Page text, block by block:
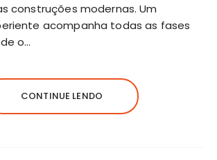
construções modernas. Um
acompanha todas as fases
o…
CONTINUE LENDO